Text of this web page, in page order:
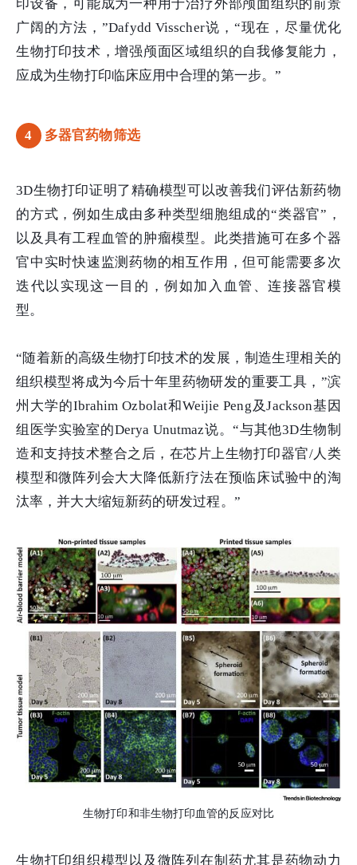
印设备，可能成为一种用于治疗外部颅面组织的前景
广阔的方法，”Dafydd Visscher说，“现在，尽量优化
生物打印技术，增强颅面区域组织的自我修复能力，
应成为生物打印临床应用中合理的第一步。”
4 多器官药物筛选
3D生物打印证明了精确模型可以改善我们评估新药物
的方式，例如生成由多种类型细胞组成的“类器官”，
以及具有工程血管的肿瘤模型。此类措施可在多个器
官中实时快速监测药物的相互作用，但可能需要多次
迭代以实现这一目的，例如加入血管、连接器官模
型。
“随着新的高级生物打印技术的发展，制造生理相关的
组织模型将成为今后十年里药物研发的重要工具，”滨
州大学的Ibrahim Ozbolat和Weijie Peng及Jackson基因
组医学实验室的Derya Unutmaz说。“与其他3D生物制
造和支持技术整合之后，在芯片上生物打印器官/人类
模型和微阵列会大大降低新疗法在预临床试验中的淘
汰率，并大大缩短新药的研发过程。”
生物打印和非生物打印血管的反应对比
生物打印组织模型以及微阵列在制药尤其是药物动力